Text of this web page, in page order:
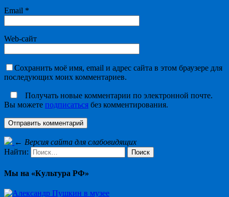
Email *
Web-сайт
Сохранить моё имя, email и адрес сайта в этом браузере для
последующих моих комментариев.
Получать новые комментарии по электронной почте.
Вы можете подписаться без комментирования.
← Версия сайта для слабовидящих
Найти:
Мы на «Культура РФ»